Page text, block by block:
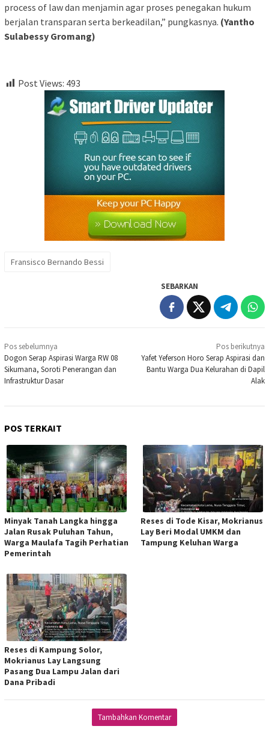
process of law dan menjamin agar proses penegakan hukum
berjalan transparan serta berkeadilan,” pungkasnya. (Yantho
Sulabessy Gromang)
Post Views: 493
Fransisco Bernando Bessi
SEBARKAN
Navigasi
pos
Pos sebelumnya
Dogon Serap Aspirasi Warga RW 08
Sikumana, Soroti Penerangan dan
Infrastruktur Dasar
Pos berikutnya
Yafet Yeferson Horo Serap Aspirasi dan
Bantu Warga Dua Kelurahan di Dapil
Alak
POS TERKAIT
Minyak Tanah Langka hingga
Jalan Rusak Puluhan Tahun,
Warga Maulafa Tagih Perhatian
Pemerintah
Reses di Tode Kisar, Mokrianus
Lay Beri Modal UMKM dan
Tampung Keluhan Warga
Reses di Kampung Solor,
Mokrianus Lay Langsung
Pasang Dua Lampu Jalan dari
Dana Pribadi
Tambahkan Komentar